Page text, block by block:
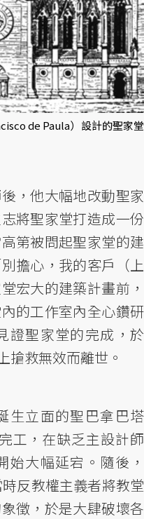
de Paula）設計的聖家堂
，他大幅地改動聖家
將聖家堂打造成一份
第被問起聖家堂的建
擔心，我的客戶（上
宏大的建築計畫前，
的工作室內全心鑽研
證聖家堂的完成，於
搶救無效而離世。
生立面的聖巴拿巴塔
工，在缺乏主設計師
始大幅延宕。隨後，
反教權主義者將教堂
徵，於是大肆破壞各